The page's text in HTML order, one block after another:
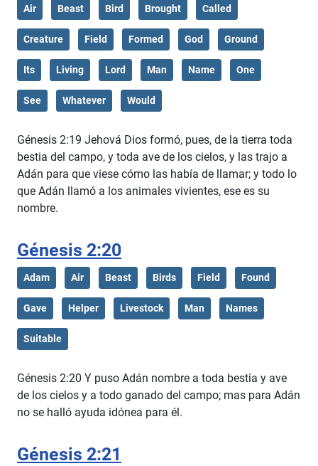
Air Beast Bird Brought Called
Creature Field Formed God Ground
Its Living Lord Man Name One
See Whatever Would
Génesis 2:19 Jehová Dios formó, pues, de la tierra toda
bestia del campo, y toda ave de los cielos, y las trajo a
Adán para que viese cómo las había de llamar; y todo lo
que Adán llamó a los animales vivientes, ese es su
nombre.
Génesis 2:20
Adam Air Beast Birds Field Found
Gave Helper Livestock Man Names
Suitable
Génesis 2:20 Y puso Adán nombre a toda bestia y ave
de los cielos y a todo ganado del campo; mas para Adán
no se halló ayuda idónea para él.
Génesis 2:21